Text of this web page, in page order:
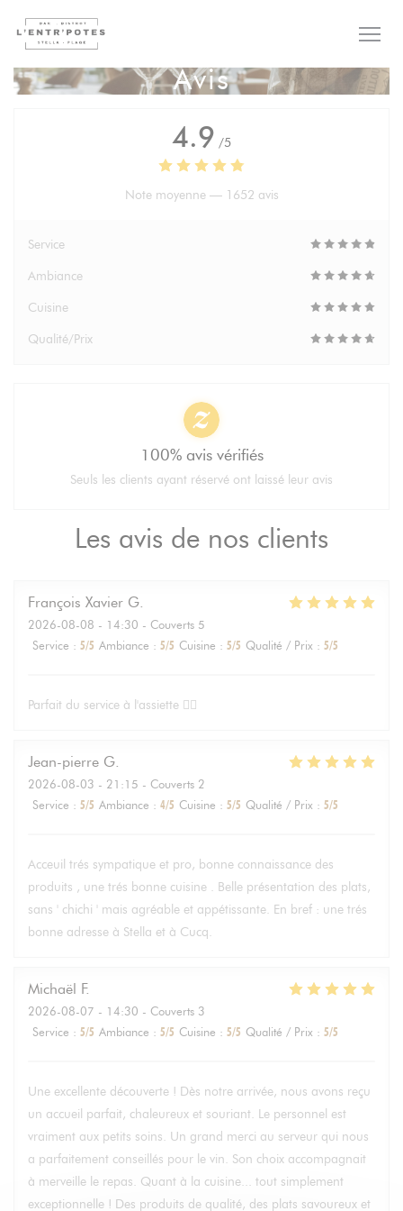
Avis
Les avis de nos clients
François Xavier G
2026-08-08 - 14:30 - Couverts 5
Service : 5/5 Ambiance : 5/5 Cuisine : 5/5 Qualité / Prix : 5/5
Parfait du service à l'assiette 👌🏻
Jean-pierre G
2026-08-03 - 21:15 - Couverts 2
Service : 5/5 Ambiance : 4/5 Cuisine : 5/5 Qualité / Prix : 5/5
Acceuil trés sympatique et pro, bonne connaissance des
produits , une trés bonne cuisine . Belle présentation des plats,
sans ' chichi ' mais agréable et appétissante. En bref : une trés
bonne adresse à Stella et à Cucq.
Michaël F
2026-08-07 - 14:30 - Couverts 3
Service : 5/5 Ambiance : 5/5 Cuisine : 5/5 Qualité / Prix : 5/5
Une excellente découverte ! Dès notre arrivée, nous avons reçu
un accueil parfait, chaleureux et souriant. Le personnel est
vraiment aux petits soins. Un grand merci au serveur qui nous
a parfaitement conseillés pour le vin. Son choix accompagnait
à merveille le repas. Quant à la cuisine... tout simplement
exceptionnelle ! Des produits de qualité, des plats savoureux et
4.9 /5
Note moyenne — 1652 avis
Service
Ambiance
Cuisine
Qualité/Prix
100% avis vérifiés
Seuls les clients ayant réservé ont laissé leur avis